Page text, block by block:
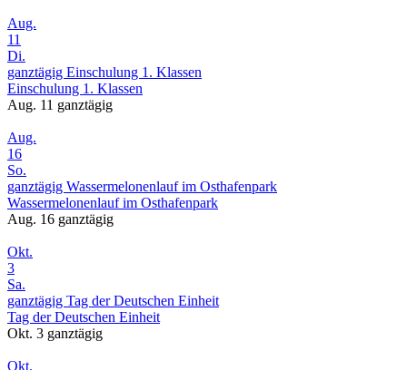
Aug.
11
Di.
ganztägig Einschulung 1. Klassen
Einschulung 1. Klassen
Aug. 11 ganztägig
Aug.
16
So.
ganztägig Wassermelonenlauf im Osthafenpark
Wassermelonenlauf im Osthafenpark
Aug. 16 ganztägig
Okt.
3
Sa.
ganztägig Tag der Deutschen Einheit
Tag der Deutschen Einheit
Okt. 3 ganztägig
Okt.